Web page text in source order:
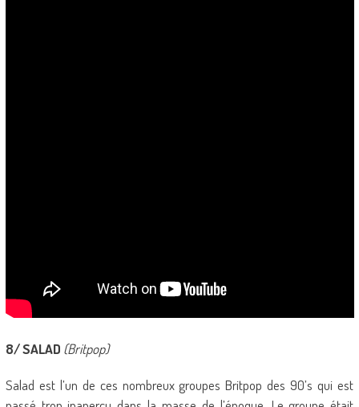
8/ SALAD (Britpop)
Salad est l’un de ces nombreux groupes Britpop des 90’s qui est